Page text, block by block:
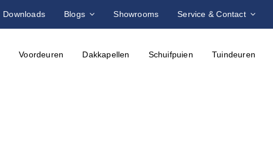
Downloads Blogs Showrooms Service & Contact
Voordeuren Dakkapellen Schuifpuien Tuindeuren